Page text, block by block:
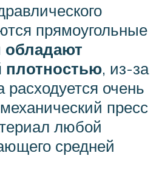
прямоугольные
обладают
, из-за
расходуется очень
пресс
любой
средней